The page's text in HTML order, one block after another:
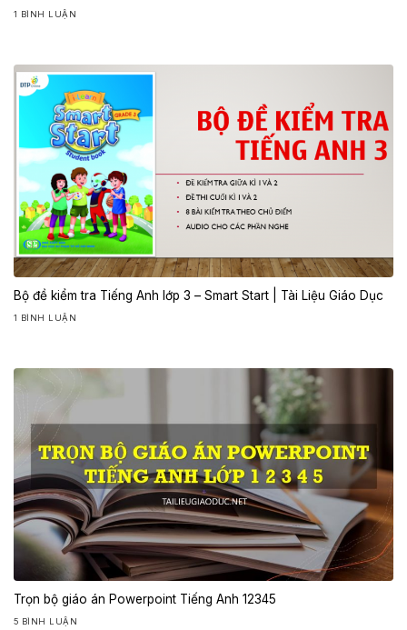
1 BÌNH LUẬN
Bộ đề kiểm tra Tiếng Anh lớp 3 – Smart Start | Tài Liệu Giáo Dục
1 BÌNH LUẬN
Trọn bộ giáo án Powerpoint Tiếng Anh 12345
5 BÌNH LUẬN